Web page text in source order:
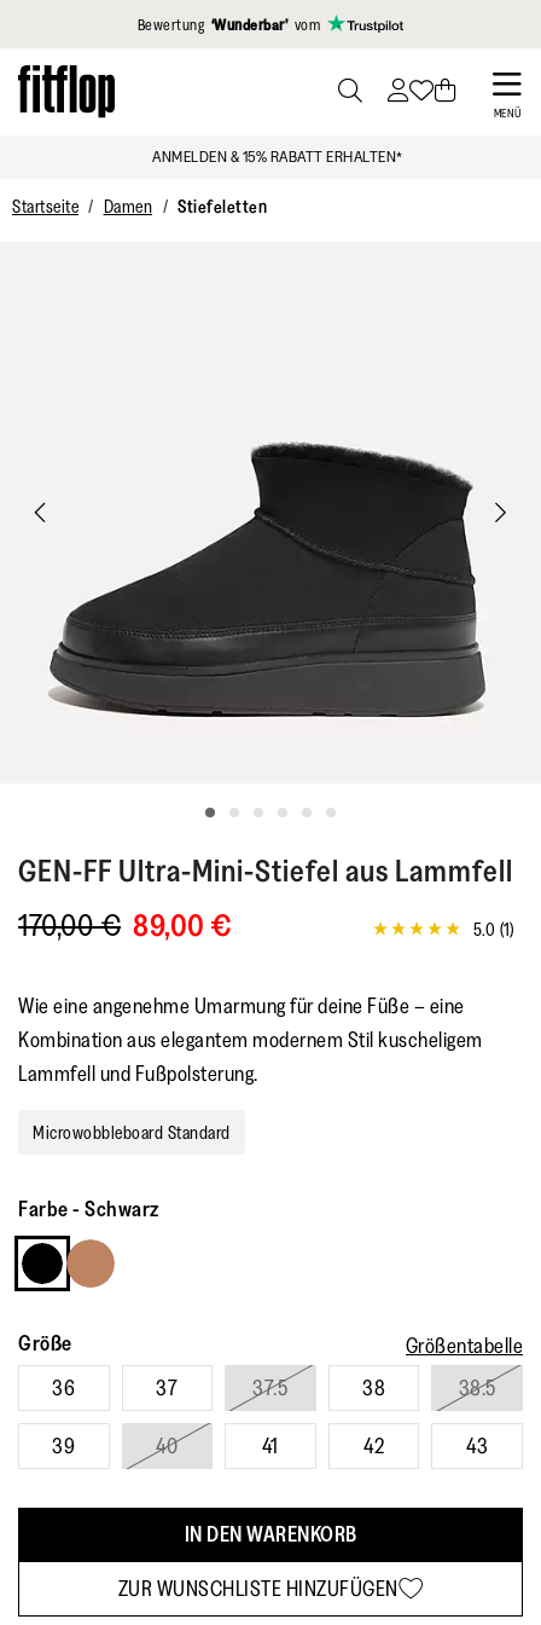
Klicken Sie hier, um unsere Erklärung zur Barrierefreiheit
Bewertung ‘Wunderbar’ vom
Skip
to
MENÜ
TO
ANMELDEN & 15% RABATT ERHALTEN*
Startseite Damen Stiefeletten
GEN-FF Ultra-Mini-Stiefel aus Lammfell
170,00 € 89,00 €
5.0
Sternen,
Durchschnittswert
der
Bewertung.
5.0 (1)
Wie eine angenehme Umarmung für deine Füße – eine
Kombination aus elegantem modernem Stil kuscheligem
Lammfell und Fußpolsterung.
Microwobbleboard Standard
Farbe- Schwarz
Größe
Größentabelle
36
37 37.5 38 38.5
39 40 41 42 43
IN DEN WARENKORB
ZUR WUNSCHLISTE HINZUFÜGEN